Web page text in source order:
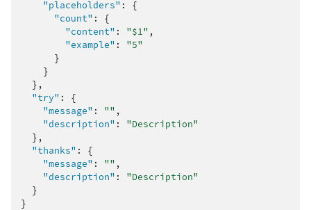
"placeholders" :
{
"count" :
{
"content" : "$1" ,
"example" :
"5"
}
}
},
"try" :
{
"message" : "" ,
"description" :
"Description"
},
"thanks" :
{
"message" : "" ,
"description" :
"Description"
}
}